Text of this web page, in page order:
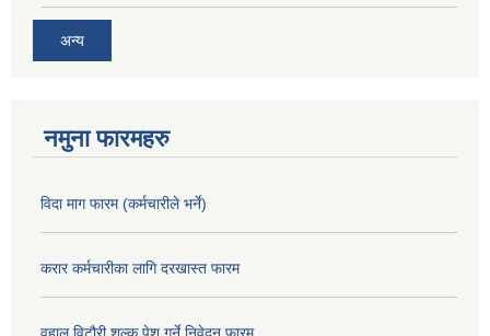
अन्य
नमुना फारमहरु
विदा माग फारम (कर्मचारीले भर्ने)
करार कर्मचारीका लागि दरखास्त फारम
वहाल विटौरी शुल्क पेश गर्ने निवेदन फारम